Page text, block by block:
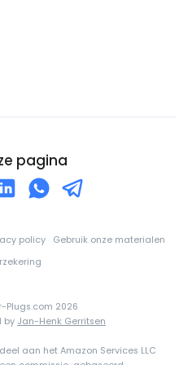
pagina
policy
Gebruik onze materialen
Plugs.com 2026
by Jan-Henk Gerritsen
aan het Amazon Services LLC